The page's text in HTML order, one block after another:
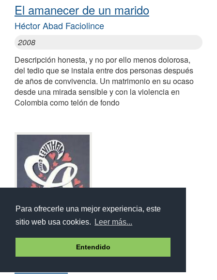
Para ofrecerle una mejor experiencia, este
sitio web usa cookies.
Leer más...
Entendido
El amanecer de un marido
Héctor Abad Faciolince
2008
Descripción honesta, y no por ello menos dolorosa,
del tedio que se instala entre dos personas después
de años de convivencia. Un matrimonio en su ocaso
desde una mirada sensible y con la violencia en
Colombia como telón de fondo